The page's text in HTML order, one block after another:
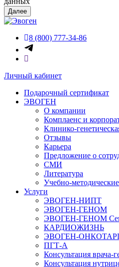
Далее
8 (800) 777-34-86
Личный кабинет
Подарочный сертификат
ЭВОГЕН
О компании
Комплаенс и
Клинико-
Отзывы
Карьера
Предложение о
СМИ
Литература
Учебно-
Услуги
ЭВОГЕН-НИПТ
ЭВОГЕН-ГЕНОМ
ЭВОГЕН-ГЕНОМ
КАРДИОЖИЗНЬ
ЭВОГЕН-
ПГТ-А
Консультация врача-
Консультация